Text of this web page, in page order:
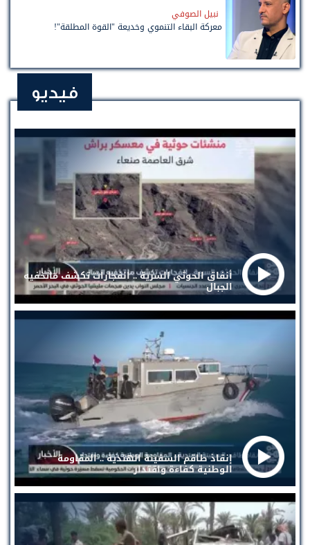
نبيل الصوفي
معركة البقاء التنموي وخديعة "القوة المطلقة"!
فيديو
أنفاق الحوثي السرية .. انفجارات تكشف ماتخفيه
الجبال
إنقاذ طاقم السفينة الهندية .. المقاومة
الوطنية كفاءة واقتدار